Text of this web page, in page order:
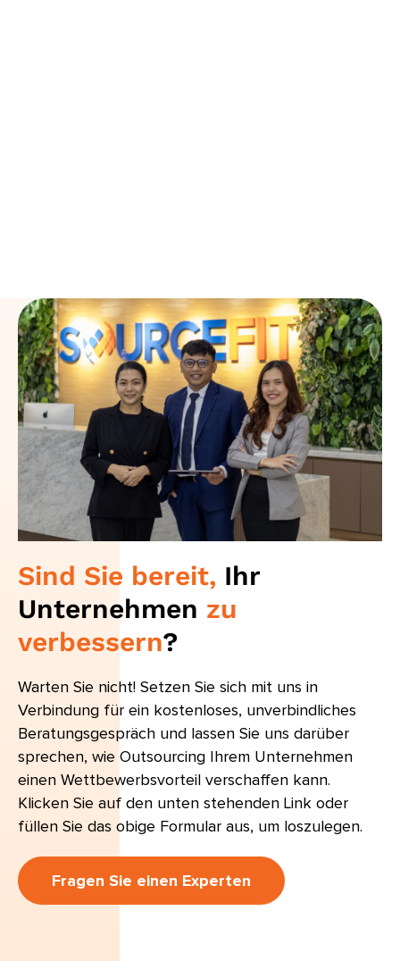
Sind Sie bereit, Ihr
Unternehmen zu
verbessern?
Warten Sie nicht! Setzen Sie sich mit uns in
Verbindung für ein kostenloses, unverbindliches
Beratungsgespräch und lassen Sie uns darüber
sprechen, wie Outsourcing Ihrem Unternehmen
einen Wettbewerbsvorteil verschaffen kann.
Klicken Sie auf den unten stehenden Link oder
füllen Sie das obige Formular aus, um loszulegen.
Fragen Sie einen Experten